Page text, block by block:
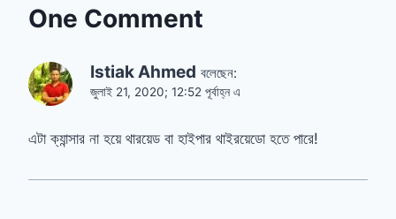
One Comment
Istiak Ahmed বলেছেন:
জুলাই 21, 2020; 12:52 পূর্বাহ্ন এ
এটা ক্যান্সার না হয়ে থারয়েড বা হাইপার থাইরয়েডো হতে পারে!